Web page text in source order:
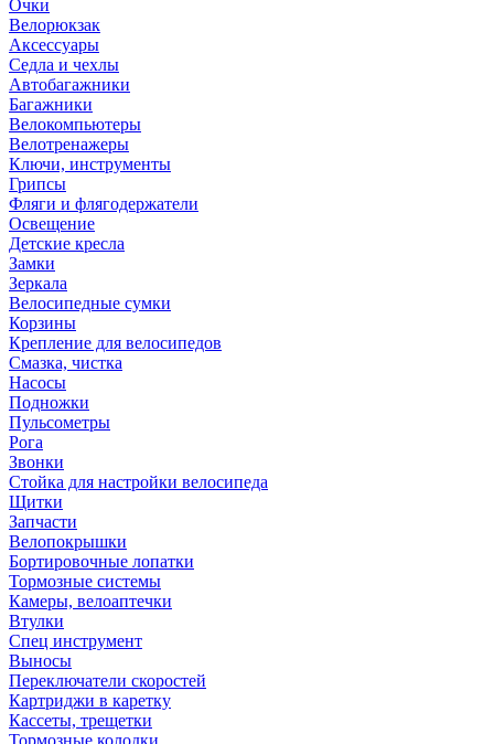
Очки
Велорюкзак
Аксессуары
Седла и чехлы
Автобагажники
Багажники
Велокомпьютеры
Велотренажеры
Ключи, инструменты
Грипсы
Фляги и флягодержатели
Освещение
Детские кресла
Замки
Зеркала
Велосипедные сумки
Корзины
Крепление для велосипедов
Смазка, чистка
Насосы
Подножки
Пульсометры
Рога
Звонки
Стойка для настройки велосипеда
Щитки
Запчасти
Велопокрышки
Бортировочные лопатки
Тормозные системы
Камеры, велоаптечки
Втулки
Спец инструмент
Выносы
Переключатели скоростей
Картриджи в каретку
Кассеты, трещетки
Тормозные колодки